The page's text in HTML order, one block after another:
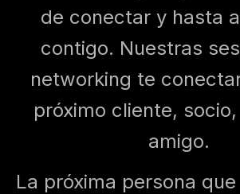
de conectar y hasta
contigo. Nuestras
networking te
próximo cliente,
amigo.
La próxima persona